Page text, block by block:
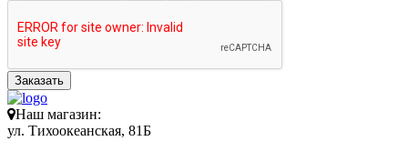
Заказать
Наш магазин:
ул. Тихоокеанская, 81Б